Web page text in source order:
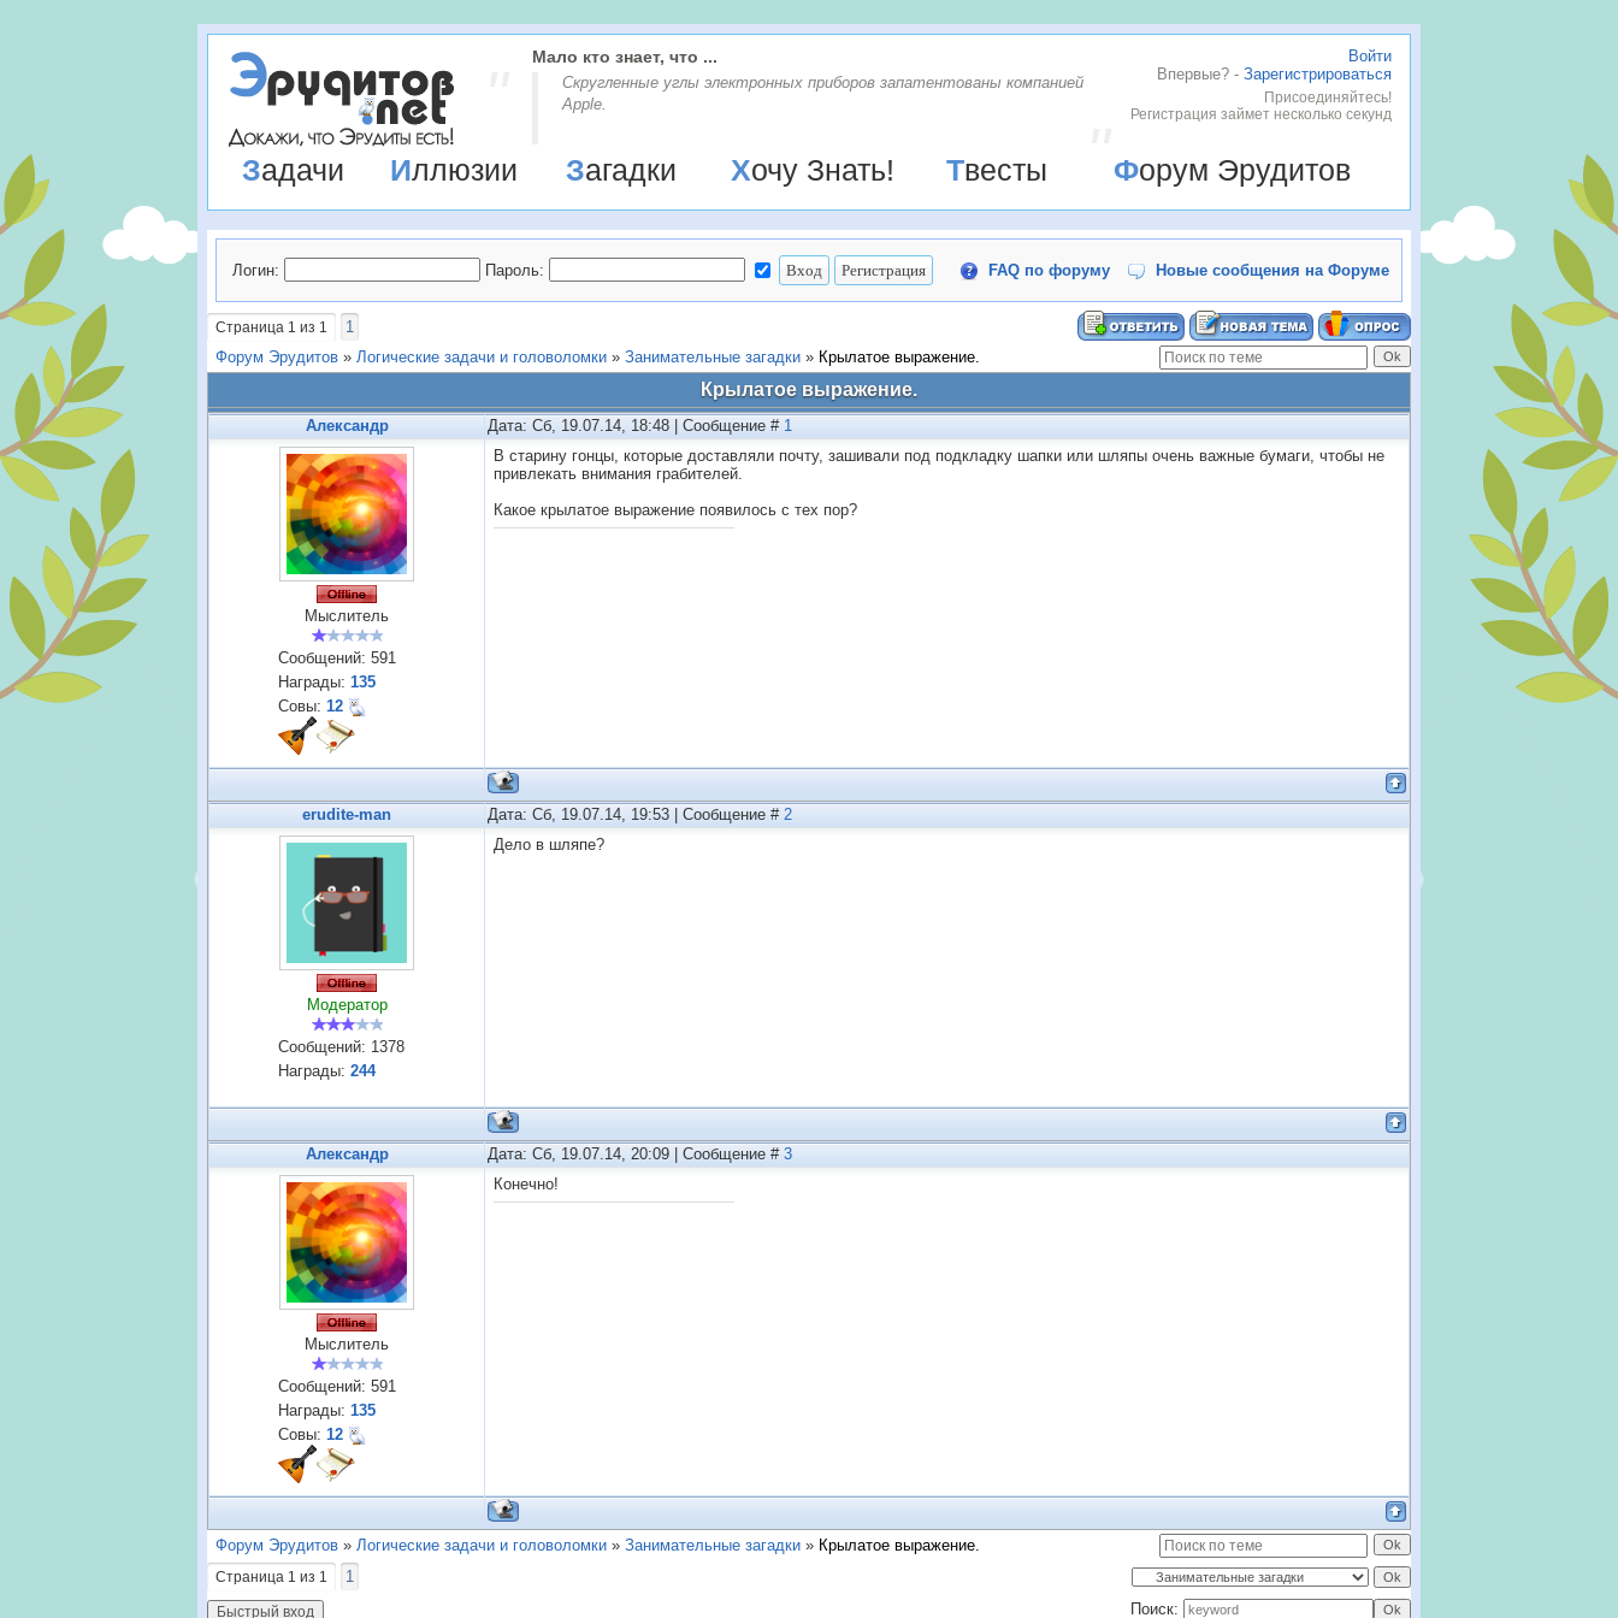
Войти
Впервые? - Зарегистрироваться
Присоединяйтесь!
Регистрация займет несколько секунд
Мало кто знает, что ...
Скругленные углы электронных приборов запатентованы компанией
Apple.
Задачи Иллюзии Загадки Хочу Знать! Твесты Форум Эрудитов
Логин: Пароль: FAQ по форуму Новые сообщения на Форуме
Страница 1 из 1
1
Форум Эрудитов » Логические задачи и головоломки » Занимательные загадки » Крылатое выражение.
Крылатое выражение.
Александр Дата: Сб, 19.07.14, 18:48 | Сообщение # 1
Мыслитель
Сообщений: 591
Награды: 135
Совы: 12
В старину гонцы, которые доставляли почту, зашивали под подкладку шапки или шляпы очень важные бумаги, чтобы не
привлекать внимания грабителей.
Какое крылатое выражение появилось с тех пор?
erudite-man Дата: Сб, 19.07.14, 19:53 | Сообщение # 2
Модератор
Сообщений: 1378
Награды: 244
Дело в шляпе?
Александр Дата: Сб, 19.07.14, 20:09 | Сообщение # 3
Мыслитель
Сообщений: 591
Награды: 135
Совы: 12
Конечно!
Форум Эрудитов » Логические задачи и головоломки » Занимательные загадки » Крылатое выражение.
Страница 1 из 1
1
Поиск: